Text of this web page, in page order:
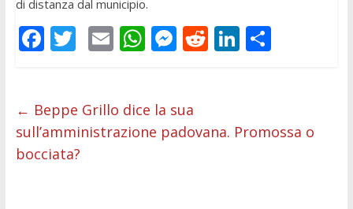
di distanza dal municipio.
F
b
o
o
T
er
E
l
W
s
A
M
e
n
R
t
Li
dI
C
vi
← Beppe Grillo dice la sua
sull’amministrazione padovana. Promossa o
bocciata?